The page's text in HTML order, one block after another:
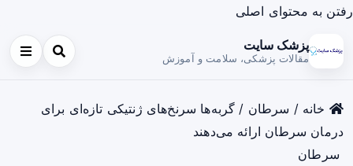
رفتن به محتوای اصلی
پزشک سایت
مقالات پزشکی، سلامت و آموزش
خانه / سرطان / گربه‌ها سرنخ‌های ژنتیکی تازه‌ای برای
درمان سرطان ارائه می‌دهند
سرطان